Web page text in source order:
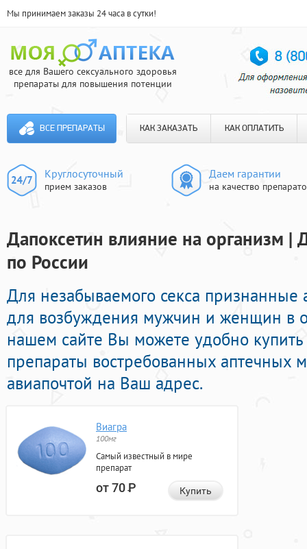
Мы принимаем заказы 24 часа в сутки!
все для Вашего сексуального здоровья
препараты для повышения потенции
ВСЕ ПРЕПАРАТЫ КАК ЗАКАЗАТЬ КАК ОПЛАТИТЬ
Круглосуточный
прием заказов
Даем гарантии
на качество
Дапоксетин влияние на организм |
по России
Для незабываемого секса признанные
для возбуждения мужчин и женщин в
нашем сайте Вы можете удобно
препараты востребованных аптечных
авиапочтой на Ваш адрес.
Виагра
100мг
Самый известный в мире
препарат
от 70Р Купить